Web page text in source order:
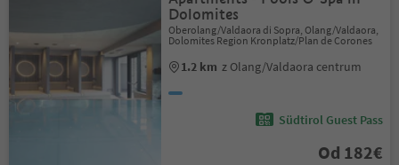
Dolomites
Oberolang/Valdaora di Sopra, Olang/Valdaora,
Dolomites Region Kronplatz/Plan de Corones
1.2 km z Olang/Valdaora centrum
Südtirol Guest Pass
Od 182€